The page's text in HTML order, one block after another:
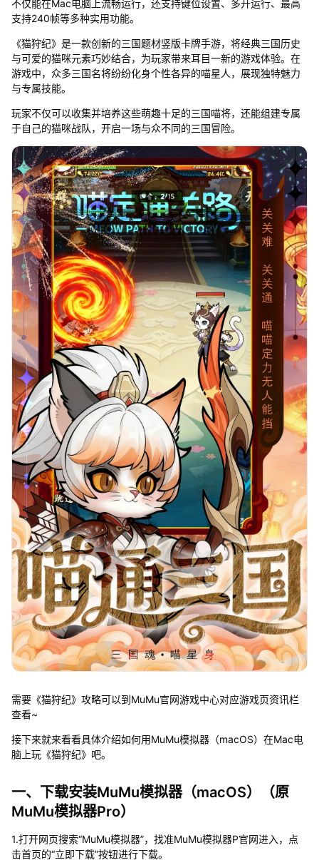
不仅能在Mac电脑上流畅运行，还支持键位设置、多开运行、最高
支持240帧等多种实用功能。
《猫狩纪》是一款创新的三国题材竖版卡牌手游，将经典三国历史
与可爱的猫咪元素巧妙结合，为玩家带来耳目一新的游戏体验。在
游戏中，众多三国名将纷纷化身个性各异的喵星人，展现独特魅力
与专属技能。
玩家不仅可以收集并培养这些萌趣十足的三国喵将，还能组建专属
于自己的猫咪战队，开启一场与众不同的三国冒险。
需要《猫狩纪》攻略可以到MuMu官网游戏中心对应游戏页资讯栏
查看~
接下来就来看看具体介绍如何用MuMu模拟器（macOS）在Mac电
脑上玩《猫狩纪》吧。
一、下载安装MuMu模拟器（macOS）（原
MuMu模拟器Pro）
1.打开网页搜索“MuMu模拟器”，找准MuMu模拟器P官网进入，点
击首页的“立即下载”按钮进行下载。